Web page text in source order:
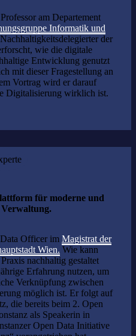
am Departement
Informatik und
der
wie die digitale
Entwicklung genutzt
mit dieser Fragestellung an
Vortrag wird er darauf
Digitalisierung wirklich ist.
für moderne und
Officer im Magistrat der
Wien. Wie kann
nachhaltig gestaltet
Erfahrung nutzen, um
Verknüpfung zwischen
möglich ist. Er folgt auf
die bereits beim 2. Open
als Speakerin in
Open Data Initiative